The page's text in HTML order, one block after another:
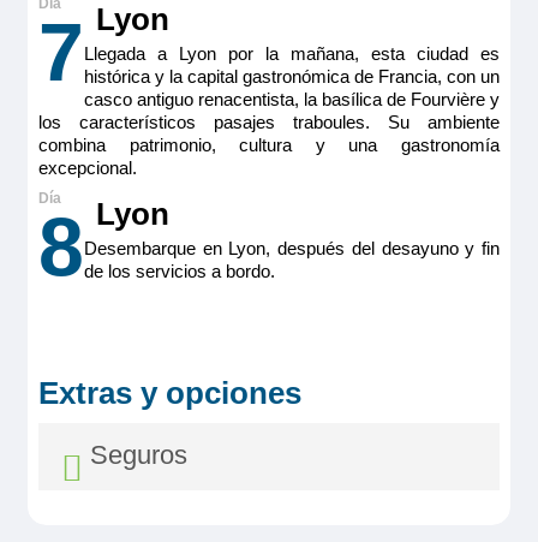
Ocupación máxima
2
Categoría
Premium
7 Lyon
Llegada a Lyon por la mañana, esta ciudad es
histórica y la capital gastronómica de Francia, con un
casco antiguo renacentista, la basílica de Fourvière y
los característicos pasajes traboules. Su ambiente
combina patrimonio, cultura y una gastronomía
excepcional.
8 Lyon
Desembarque en Lyon, después del desayuno y fin
de los servicios a bordo.
Extras y opciones
Seguros